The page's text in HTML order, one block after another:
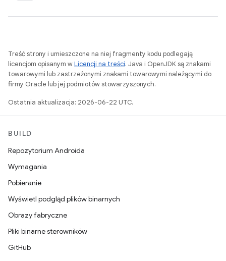
Treść strony i umieszczone na niej fragmenty kodu podlegają
licencjom opisanym wLicencji na treści. Java i OpenJDK są znakami
towarowymi lub zastrzeżonymi znakami towarowymi należącymi do
firmy Oracle lub jej podmiotów stowarzyszonych.
Ostatnia aktualizacja: 2026-06-22 UTC.
BUILD
Repozytorium Androida
Wymagania
Pobieranie
Wyświetl podgląd plików binarnych
Obrazy fabryczne
Pliki binarne sterowników
GitHub